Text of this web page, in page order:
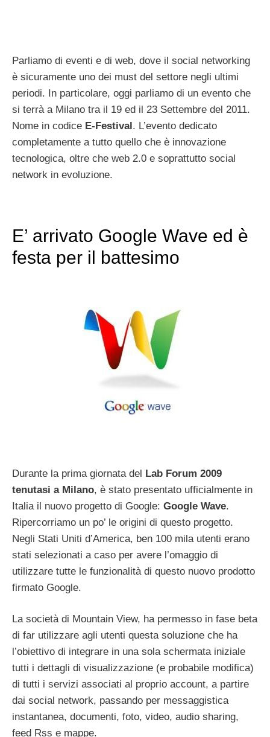
Parliamo di eventi e di web, dove il social networking
è sicuramente uno dei must del settore negli ultimi
periodi. In particolare, oggi parliamo di un evento che
si terrà a Milano tra il 19 ed il 23 Settembre del 2011.
Nome in codice E-Festival . L’evento dedicato
completamente a tutto quello che è innovazione
tecnologica, oltre che web 2.0 e soprattutto social
network in evoluzione.
E’ arrivato Google Wave ed è
festa per il battesimo
Durante la prima giornata del Lab Forum 2009
tenutasi a Milano, è stato presentato ufficialmente in
Italia il nuovo progetto di Google: Google Wave.
Ripercorriamo un po’ le origini di questo progetto.
Negli Stati Uniti d’America, ben 100 mila utenti erano
stati selezionati a caso per avere l’omaggio di
utilizzare tutte le funzionalità di questo nuovo prodotto
firmato Google.
La società di Mountain View, ha permesso in fase beta
di far utilizzare agli utenti questa soluzione che ha
l’obiettivo di integrare in una sola schermata iniziale
tutti i dettagli di visualizzazione (e probabile modifica)
di tutti i servizi associati al proprio account, a partire
dai social network, passando per messaggistica
instantanea, documenti, foto, video, audio sharing,
feed Rss e mappe.